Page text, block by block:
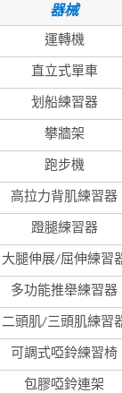
器械
運轉機
直立式單車
划船練習器
攀牆架
跑步機
高拉力背肌練習器
蹬腿練習器
大腿伸展/屈伸練習
多功能推舉練習器
二頭肌/三頭肌練習
可調式啞鈴練習椅
包膠啞鈴連架